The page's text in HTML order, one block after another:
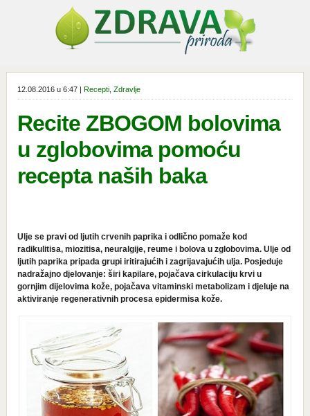
12.08.2016 u 6:47 | Recepti, Zdravlje
Recite ZBOGOM bolovima
u zglobovima pomoću
recepta naših baka
Ulje se pravi od ljutih crvenih paprika i odlično pomaže kod
radikulitisa, miozitisa, neuralgije, reume i bolova u zglobovima. Ulje od
ljutih paprika pripada grupi iritirajućih i zagrijavajućih ulja. Posjeduje
nadražajno djelovanje: širi kapilare, pojačava cirkulaciju krvi u
gornjim dijelovima kože, pojačava vitaminski metabolizam i djeluje na
aktiviranje regenerativnih procesa epidermisa kože.